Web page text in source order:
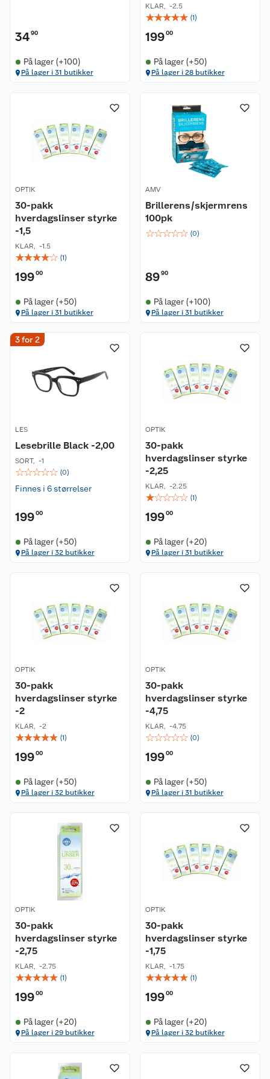
3490
På lager (+100)
På lager i 31 butikker
KLAR, -2.5
☆☆☆☆☆ (1)
19900
På lager (+50)
På lager i 28 butikker
OPTIK
30-pakk
hverdagslinser styrke
-1,5
KLAR, -1.5
☆☆☆☆☆ (1)
19900
På lager (+50)
På lager i 31 butikker
AMV
Brillerens/skjermrens
100pk
☆☆☆☆☆ (0)
8990
På lager (+100)
På lager i 31 butikker
3 for 2
LES
Lesebrille Black -2,00
SORT, -1
☆☆☆☆☆ (0)
Finnes i 6 størrelser
19900
På lager (+50)
På lager i 32 butikker
OPTIK
30-pakk
hverdagslinser styrke
-2,25
KLAR, -2.25
☆☆☆☆☆ (1)
19900
På lager (+20)
På lager i 31 butikker
OPTIK
30-pakk
hverdagslinser styrke
-2
KLAR, -2
☆☆☆☆☆ (1)
19900
På lager (+50)
På lager i 32 butikker
OPTIK
30-pakk
hverdagslinser styrke
-4,75
KLAR, -4.75
☆☆☆☆☆ (0)
19900
På lager (+50)
På lager i 31 butikker
OPTIK
30-pakk
hverdagslinser styrke
-2,75
KLAR, -2.75
☆☆☆☆☆ (1)
19900
På lager (+20)
På lager i 29 butikker
OPTIK
30-pakk
hverdagslinser styrke
-1,75
KLAR, -1.75
☆☆☆☆☆ (1)
19900
På lager (+20)
På lager i 32 butikker